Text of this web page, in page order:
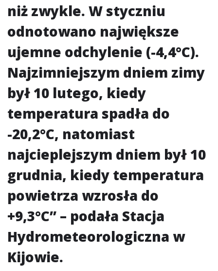
niż zwykle. W styczniu
odnotowano największe
ujemne odchylenie (-4,4°C).
Najzimniejszym dniem zimy
był 10 lutego, kiedy
temperatura spadła do
-20,2°C, natomiast
najcieplejszym dniem był 10
grudnia, kiedy temperatura
powietrza wzrosła do
+9,3°C” – podała Stacja
Hydrometeorologiczna w
Kijowie.